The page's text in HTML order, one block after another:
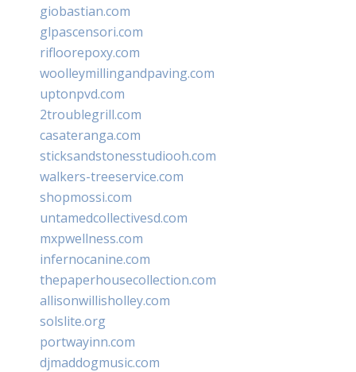
giobastian.com
glpascensori.com
rifloorepoxy.com
woolleymillingandpaving.com
uptonpvd.com
2troublegrill.com
casateranga.com
sticksandstonesstudiooh.com
walkers-treeservice.com
shopmossi.com
untamedcollectivesd.com
mxpwellness.com
infernocanine.com
thepaperhousecollection.com
allisonwillisholley.com
solslite.org
portwayinn.com
djmaddogmusic.com